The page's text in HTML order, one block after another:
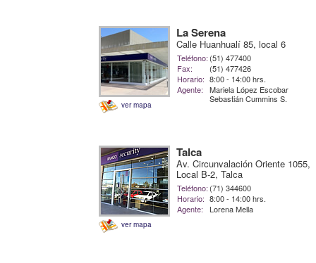
ver mapa
La Serena
Calle Huanhualí 85, local 6
Teléfono: (51) 477400
Fax:
(51) 477426
Horario: 8:00 - 14:00 hrs.
Agente:
Mariela López Escobar
Sebastián Cummins S.
ver mapa
Talca
Av. Circunvalación Oriente 1055,
Local B-2, Talca
Teléfono: (71) 344600
Horario: 8:00 - 14:00 hrs.
Agente:
Lorena Mella